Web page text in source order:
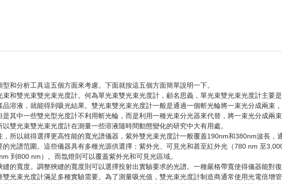
和分析工具這五個方面來考慮。下面就按這五個方面簡單說明一下。
雙光束雙光束光度計。何為單光束雙光束光度計，顧名思義，單光束雙光束光度計主要
溶液，就能得到吸光結果。雙光束雙光束光度計一般是通過一個斬光輪將一束光分成兩束
其中一些雙光型光度計不利用斬光輪，而是利用一種光束分光器來代替，將一束光分成兩
雙光束雙光束光度計在測量一些溶液隨時間動態變化的研究中大有用處。
以就得選擇更高性能的寬光譜儀器，紫外雙光束光度計一般覆蓋190nm和380nm波長，
光譜范圍。這些儀器具有多種光源供選擇：紫外光、可見光和甚至紅外光（780 nm 至
到800 nm）。而氙燈則可以覆蓋紫外光和可見光區域。
寬度。調整狹縫的寬度則可以選擇投射出實驗要求的光譜。一種嚴格帶寬使得儀器能對
光束光度計滿足多種實驗需要。為了測量吸光值，雙光束光度計制造商通常使用光電倍增